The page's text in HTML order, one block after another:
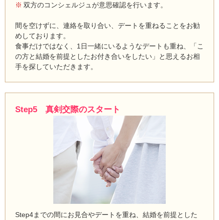
双方のコンシェルジュが意思確認を行います。
間を空けずに、連絡を取り合い、デートを重ねることをお勧
めしております。
食事だけではなく、1日一緒にいるようなデートも重ね、「こ
の方と結婚を前提としたお付き合いをしたい」と思えるお相
手を探していただきます。
Step5 真剣交際のスタート
Step4までの間にお見合やデートを重ね、結婚を前提とした